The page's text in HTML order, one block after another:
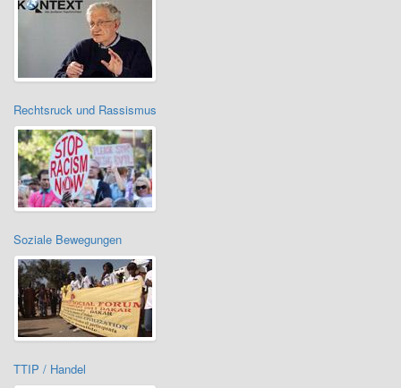
Rechtsruck und Rassismus
Soziale Bewegungen
TTIP / Handel